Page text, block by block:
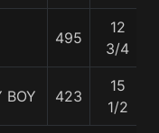
495
12
3/4
BOY 423
15
1/2